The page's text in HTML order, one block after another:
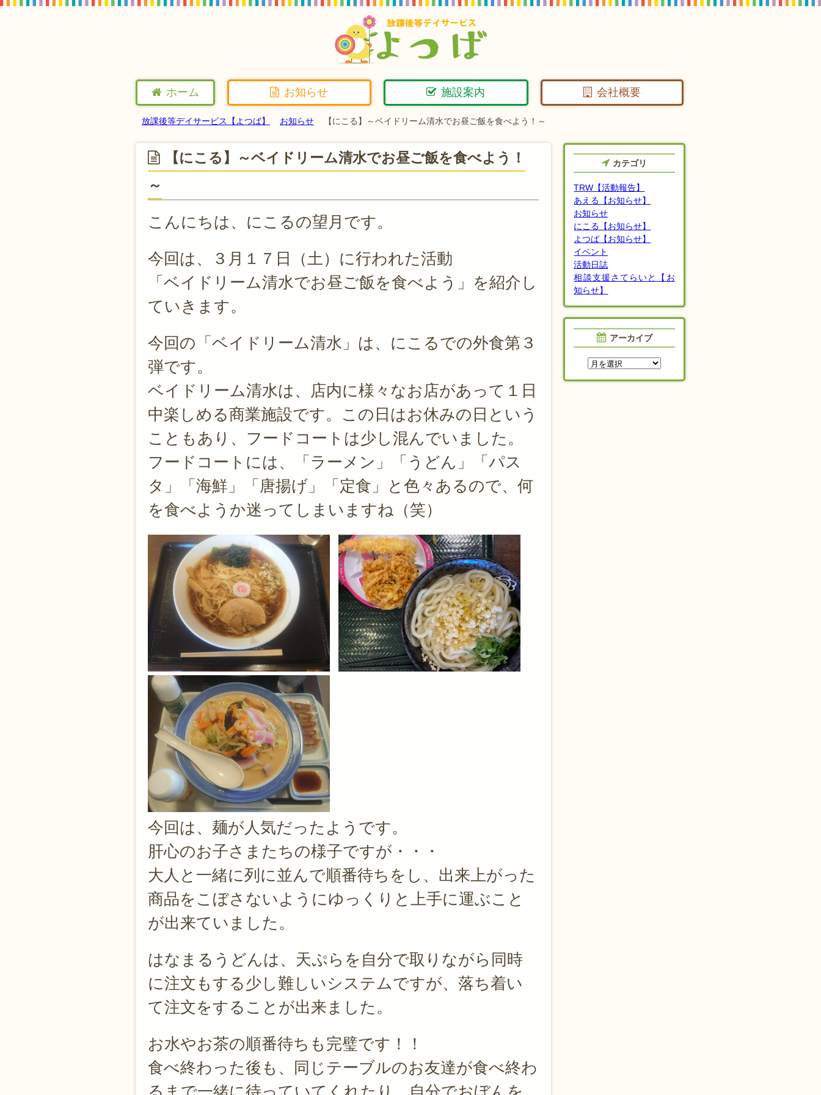
ホーム お知らせ 施設案内 会社概要
放課後等デイサービス【よつば】 お知らせ 【にこる】～ベイドリーム清水でお昼ご飯を食べよう！～
【にこる】～ベイドリーム清水でお昼ご飯を食べよう！
～
こんにちは、にこるの望月です。
今回は、３月１７日（土）に行われた活動
「ベイドリーム清水でお昼ご飯を食べよう」を紹介し
ていきます。
今回の「ベイドリーム清水」は、にこるでの外食第３
弾です。
ベイドリーム清水は、店内に様々なお店があって１日
中楽しめる商業施設です。この日はお休みの日という
こともあり、フードコートは少し混んでいました。
フードコートには、「ラーメン」「うどん」「パス
タ」「海鮮」「唐揚げ」「定食」と色々あるので、何
を食べようか迷ってしまいますね（笑）
今回は、麺が人気だったようです。
肝心のお子さまたちの様子ですが・・・
大人と一緒に列に並んで順番待ちをし、出来上がった
商品をこぼさないようにゆっくりと上手に運ぶこと
が出来ていました。
はなまるうどんは、天ぷらを自分で取りながら同時
に注文もする少し難しいシステムですが、落ち着い
て注文をすることが出来ました。
お水やお茶の順番待ちも完璧です！！
食べ終わった後も、同じテーブルのお友達が食べ終わ
るまで一緒に待っていてくれたり、自分でおぼんを
カテゴリ
TRW【活動報告】
あえる【お知らせ】
お知らせ
にこる【お知らせ】
よつば【お知らせ】
イベント
活動日誌
相談支援さてらいと【お
知らせ】
アーカイブ